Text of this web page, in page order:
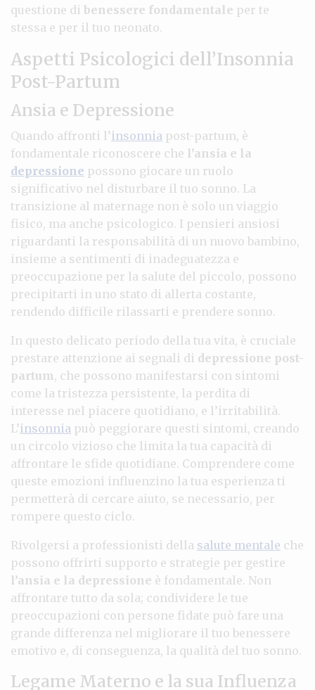
questione di benessere fondamentale per te
stessa e per il tuo neonato.
Aspetti Psicologici dell’Insonnia
Post-Partum
Ansia e Depressione
Quando affronti l’insonnia post-partum, è
fondamentale riconoscere che l’ansia e la
depressione possono giocare un ruolo
significativo nel disturbare il tuo sonno. La
transizione al maternage non è solo un viaggio
fisico, ma anche psicologico. I pensieri ansiosi
riguardanti la responsabilità di un nuovo bambino,
insieme a sentimenti di inadeguatezza e
preoccupazione per la salute del piccolo, possono
precipitarti in uno stato di allerta costante,
rendendo difficile rilassarti e prendere sonno.
In questo delicato periodo della tua vita, è cruciale
prestare attenzione ai segnali di depressione post-
partum, che possono manifestarsi con sintomi
come la tristezza persistente, la perdita di
interesse nel piacere quotidiano, e l’irritabilità.
L’insonnia può peggiorare questi sintomi, creando
un circolo vizioso che limita la tua capacità di
affrontare le sfide quotidiane. Comprendere come
queste emozioni influenzino la tua esperienza ti
permetterà di cercare aiuto, se necessario, per
rompere questo ciclo.
Rivolgersi a professionisti della salute mentale che
possono offrirti supporto e strategie per gestire
l’ansia e la depressione è fondamentale. Non
affrontare tutto da sola; condividere le tue
preoccupazioni con persone fidate può fare una
grande differenza nel migliorare il tuo benessere
emotivo e, di conseguenza, la qualità del tuo sonno.
Legame Materno e la sua Influenza